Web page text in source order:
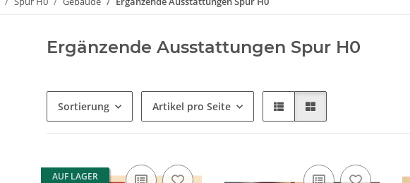
Ergänzende Ausstattungen Spur H0
Sortierung Artikel pro Seite
AUF LAGER